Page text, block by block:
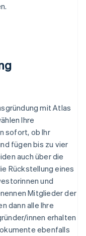
mit Atlas
Ihre
sofort, ob Ihr
fügen bis zu vier
auch über die
Rückstellung eines
und
Mitglieder der
dann alle Ihre
innen erhalten
ebenfalls